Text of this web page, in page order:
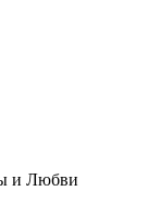
и Любви